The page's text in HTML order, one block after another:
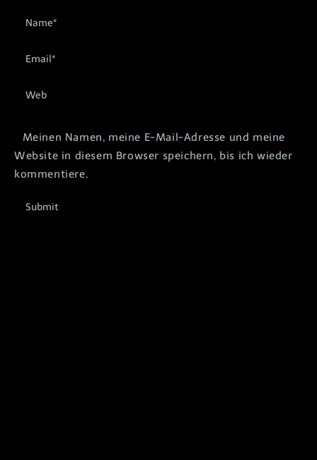
Meinen Namen, meine E-Mail-Adresse und meine
Website in diesem Browser speichern, bis ich wieder
kommentiere.
Submit